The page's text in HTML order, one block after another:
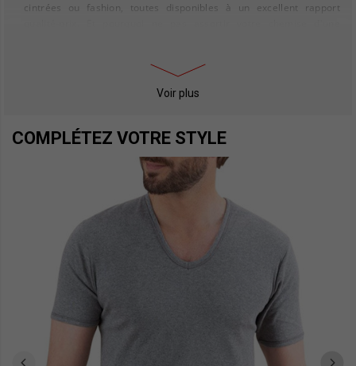
cintrées ou fashion, toutes disponibles à un excellent rapport
Pour ceux qui cherchent à parfaire leur style, notre collection de
Et pour affronter le froid avec élégance, découvrez nos
doudounes homme, alliant chaleur et style.
Mesdames, si vous êtes en quête d'une idée cadeau pour homme,
notre boutique en ligne regorge de suggestions inspirantes, allant
de la bagagerie aux ceintures en cuir, en passant par les maillots
de bain et les pyjamas. Offrez un peu de bonne humeur avec les
vêtements Arthur, qui apportent une touche d'humour à chaque
Faites vos achats en toute simplicité et profitez de la livraison à
domicile ou au bureau, pour une expérience shopping sans tracas.
Voir plus
COMPLÉTEZ VOTRE STYLE